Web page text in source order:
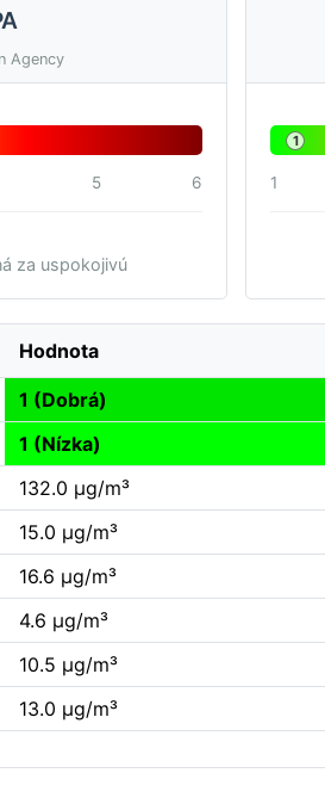
Agency
5 6
za uspokojivú
1
1
Hodnota
1 (Dobrá)
1 (Nízka)
132.0 µg/m³
15.0 µg/m³
16.6 µg/m³
4.6 µg/m³
10.5 µg/m³
13.0 µg/m³